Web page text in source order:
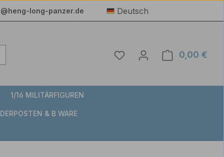
long-panzer.de Deutsch
Du hast 0 Produkte auf
0,00 €
1/16 MILITÄRFIGUREN
& B WARE